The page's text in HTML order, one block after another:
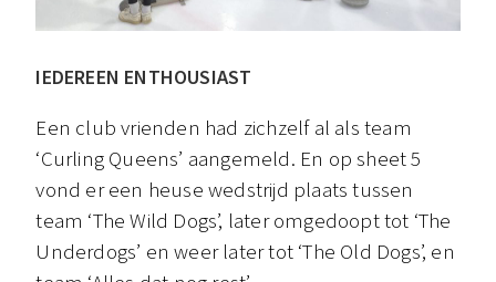
IEDEREEN ENTHOUSIAST
Een club vrienden had zichzelf al als team
‘Curling Queens’ aangemeld. En op sheet 5
vond er een heuse wedstrijd plaats tussen
team ‘The Wild Dogs’, later omgedoopt tot ‘The
Underdogs’ en weer later tot ‘The Old Dogs’, en